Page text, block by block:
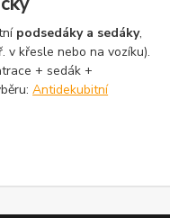
podsedáky a sedáky,
v křesle nebo na vozíku).
+ sedák +
Antidekubitní